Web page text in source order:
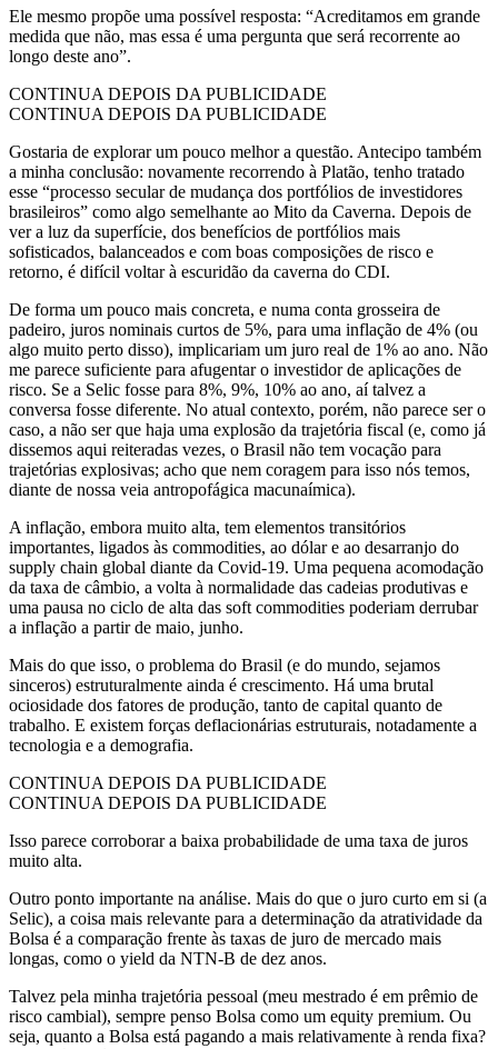
Ele mesmo propõe uma possível resposta: “Acreditamos em grande
medida que não, mas essa é uma pergunta que será recorrente ao
longo deste ano”.
CONTINUA DEPOIS DA PUBLICIDADE
CONTINUA DEPOIS DA PUBLICIDADE
Gostaria de explorar um pouco melhor a questão. Antecipo também
a minha conclusão: novamente recorrendo à Platão, tenho tratado
esse “processo secular de mudança dos portfólios de investidores
brasileiros” como algo semelhante ao Mito da Caverna. Depois de
ver a luz da superfície, dos benefícios de portfólios mais
sofisticados, balanceados e com boas composições de risco e
retorno, é difícil voltar à escuridão da caverna do CDI.
De forma um pouco mais concreta, e numa conta grosseira de
padeiro, juros nominais curtos de 5%, para uma inflação de 4% (ou
algo muito perto disso), implicariam um juro real de 1% ao ano. Não
me parece suficiente para afugentar o investidor de aplicações de
risco. Se a Selic fosse para 8%, 9%, 10% ao ano, aí talvez a
conversa fosse diferente. No atual contexto, porém, não parece ser o
caso, a não ser que haja uma explosão da trajetória fiscal (e, como já
dissemos aqui reiteradas vezes, o Brasil não tem vocação para
trajetórias explosivas; acho que nem coragem para isso nós temos,
diante de nossa veia antropofágica macunaímica).
A inflação, embora muito alta, tem elementos transitórios
importantes, ligados às commodities, ao dólar e ao desarranjo do
supply chain global diante da Covid-19. Uma pequena acomodação
da taxa de câmbio, a volta à normalidade das cadeias produtivas e
uma pausa no ciclo de alta das soft commodities poderiam derrubar
a inflação a partir de maio, junho.
Mais do que isso, o problema do Brasil (e do mundo, sejamos
sinceros) estruturalmente ainda é crescimento. Há uma brutal
ociosidade dos fatores de produção, tanto de capital quanto de
trabalho. E existem forças deflacionárias estruturais, notadamente a
tecnologia e a demografia.
CONTINUA DEPOIS DA PUBLICIDADE
CONTINUA DEPOIS DA PUBLICIDADE
Isso parece corroborar a baixa probabilidade de uma taxa de juros
muito alta.
Outro ponto importante na análise. Mais do que o juro curto em si (a
Selic), a coisa mais relevante para a determinação da atratividade da
Bolsa é a comparação frente às taxas de juro de mercado mais
longas, como o yield da NTN-B de dez anos.
Talvez pela minha trajetória pessoal (meu mestrado é em prêmio de
risco cambial), sempre penso Bolsa como um equity premium. Ou
seja, quanto a Bolsa está pagando a mais relativamente à renda fixa?